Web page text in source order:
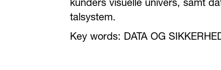
kunders visuelle univers, samt
talsystem.
Key words: DATA OG